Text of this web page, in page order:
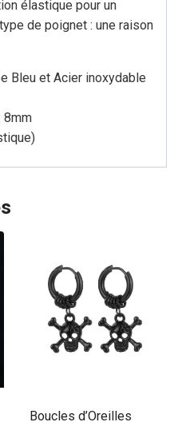
élastique pour un
de poignet : une raison
Bleu et Acier inoxydable
8mm
Boucles d’Oreilles